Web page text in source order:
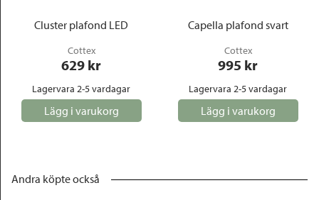
Cluster plafond LED
Cottex
629 kr
Lagervara 2-5 vardagar
Lägg i varukorg
Capella plafond svart
Cottex
995 kr
Lagervara 2-5 vardagar
Lägg i varukorg
Andra köpte också